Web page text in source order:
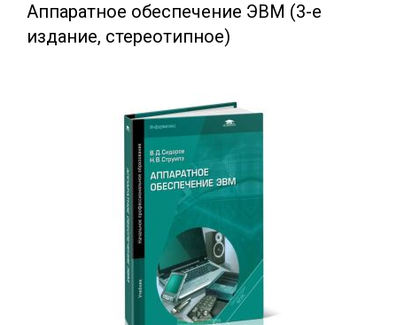
Акции и скидки
Аппаратное обеспечение ЭВМ (3-е
издание, стереотипное)